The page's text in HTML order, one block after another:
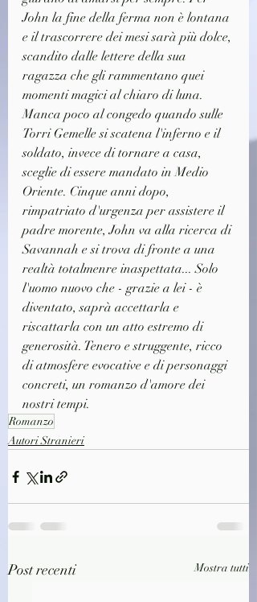
John la fine della ferma non è lontana
e il trascorrere dei mesi sarà più dolce,
scandito dalle lettere della sua
ragazza che gli rammentano quei
momenti magici al chiaro di luna.
Manca poco al congedo quando sulle
Torri Gemelle si scatena l'inferno e il
soldato, invece di tornare a casa,
sceglie di essere mandato in Medio
Oriente. Cinque anni dopo,
rimpatriato d'urgenza per assistere il
padre morente, John va alla ricerca di
Savannah e si trova di fronte a una
realtà totalmenre inaspettata... Solo
l'uomo nuovo che - grazie a lei - è
diventato, saprà accettarla e
riscattarla con un atto estremo di
generosità. Tenero e struggente, ricco
di atmosfere evocative e di personaggi
concreti, un romanzo d'amore dei
nostri tempi.
Romanzo
Autori Stranieri
Post recenti Mostra tutti